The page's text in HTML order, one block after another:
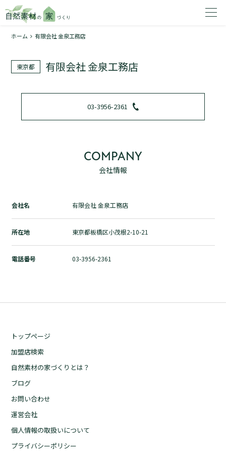
1
トップページ
加盟店検索
自然素材の家づくりとは？
ホーム 有限会社 金泉工務店
東京都 有限会社 金泉工務店
03-3956-2361
COMPANY
会社情報
会社名 有限会社 金泉工務店
所在地 東京都板橋区小茂根2-10-21
電話番号 03-3956-2361
トップページ
加盟店検索
自然素材の家づくりとは？
ブログ
お問い合わせ
運営会社
個人情報の取扱いについて
プライバシーポリシー